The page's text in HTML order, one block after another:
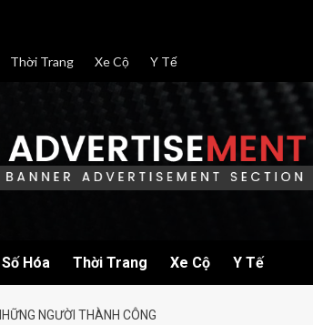
Thời Trang Xe Cộ Y Tế
Số Hóa Thời Trang Xe Cộ Y Tế
NGƯỜI THÀNH CÔNG